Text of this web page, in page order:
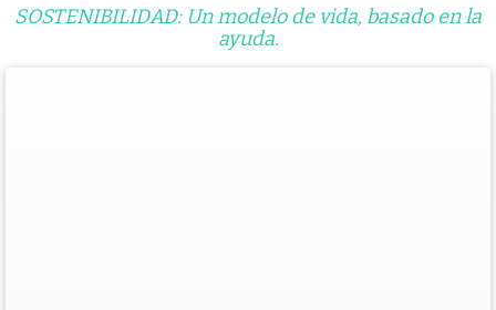
SOSTENIBILIDAD: Un modelo de vida, basado en la
ayuda.